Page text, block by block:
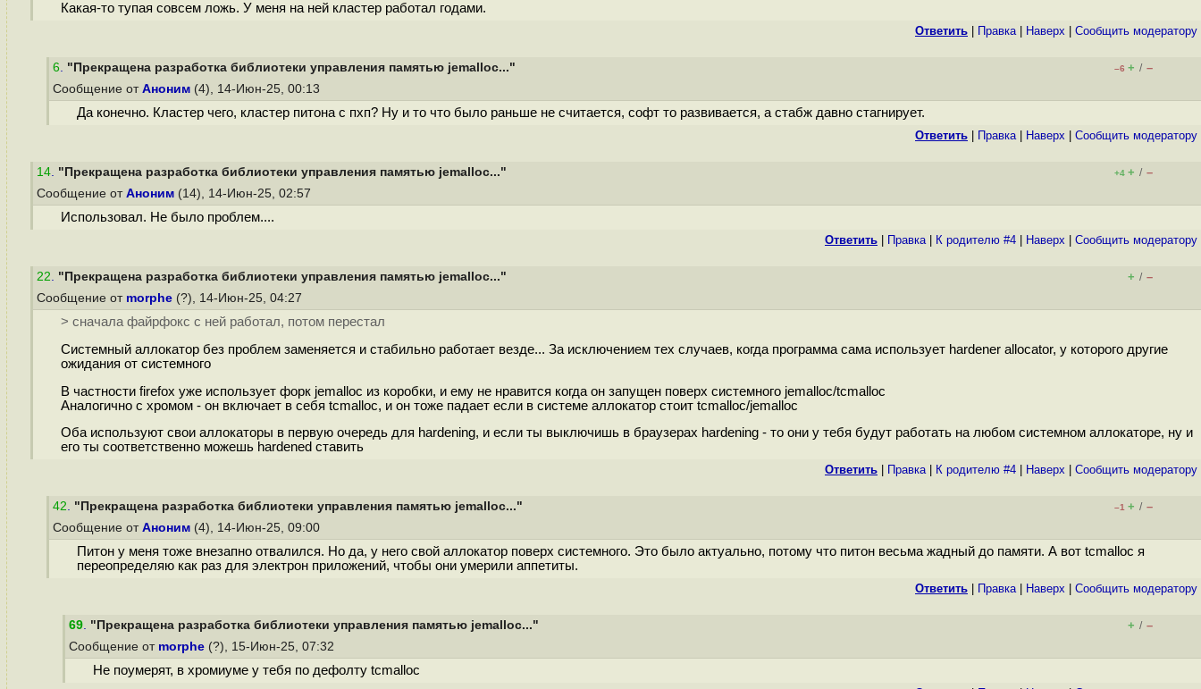
Какая-то тупая совсем ложь. У меня на ней кластер работал годами.
Ответить Правка| Наверх Cообщить модератору
6. "Прекращена разработка библиотеки управления памятью jemalloc..." –6 + / –
Сообщение от Аноним (4), 14-Июн-25, 00:13
Да конечно. Кластер чего, кластер питона с пхп? Ну и то что было раньше не считается, софт то развивается, а стабж давно стагнирует.
Ответить Правка| Наверх Cообщить модератору
14. "Прекращена разработка библиотеки управления памятью jemalloc..." +4 + / –
Сообщение от Аноним (14), 14-Июн-25, 02:57
Использовал. Не было проблем....
Ответить Правка| К родителю #4 Наверх Cообщить модератору
22. "Прекращена разработка библиотеки управления памятью jemalloc..." + / –
Сообщение от morphe (?), 14-Июн-25, 04:27
> сначала файрфокс с ней работал, потом перестал
Системный аллокатор без проблем заменяется и стабильно работает везде... За исключением тех случаев, когда программа сама использует hardener allocator, у которого другие
ожидания от системного
В частности firefox уже использует форк jemalloc из коробки, и ему не нравится когда он запущен поверх системного jemalloc/tcmalloc
Аналогично с хромом - он включает в себя tcmalloc, и он тоже падает если в системе аллокатор стоит tcmalloc/jemalloc
Оба используют свои аллокаторы в первую очередь для hardening, и если ты выключишь в браузерах hardening - то они у тебя будут работать на любом системном аллокаторе, ну и
его ты соответственно можешь hardened ставить
Ответить Правка| К родителю #4 Наверх Cообщить модератору
42. "Прекращена разработка библиотеки управления памятью jemalloc..." –1 + / –
Сообщение от Аноним (4), 14-Июн-25, 09:00
Питон у меня тоже внезапно отвалился. Но да, у него свой аллокатор поверх системного. Это было актуально, потому что питон весьма жадный до памяти. А вот tcmalloc я
переопределяю как раз для электрон приложений, чтобы они умерили аппетиты.
Ответить Правка| Наверх Cообщить модератору
69. "Прекращена разработка библиотеки управления памятью jemalloc..." + / –
Сообщение от morphe (?), 15-Июн-25, 07:32
Не поумерят, в хромиуме у тебя по дефолту tcmalloc